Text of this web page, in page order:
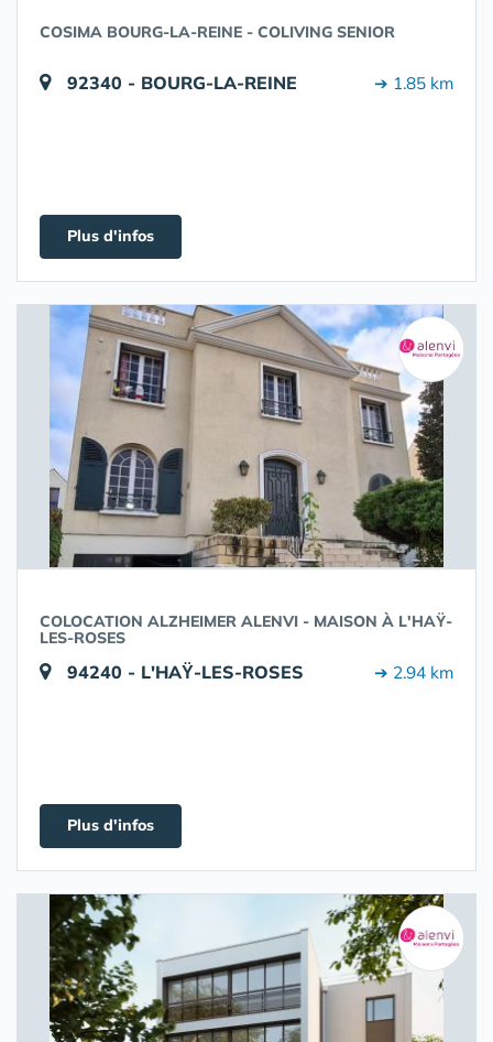
COSIMA BOURG-LA-REINE - COLIVING SENIOR
92340 - BOURG-LA-REINE ➔ 1.85 km
Plus d'infos
COLOCATION ALZHEIMER ALENVI - MAISON À L'HAŸ-
LES-ROSES
94240 - L'HAŸ-LES-ROSES ➔ 2.94 km
Plus d'infos